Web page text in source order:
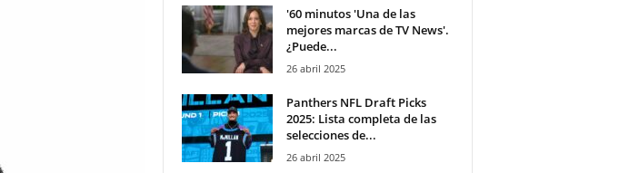
'60 minutos 'Una de las
mejores marcas de TV News'.
¿Puede...
26 abril 2025
Panthers NFL Draft Picks
2025: Lista completa de las
selecciones de...
26 abril 2025